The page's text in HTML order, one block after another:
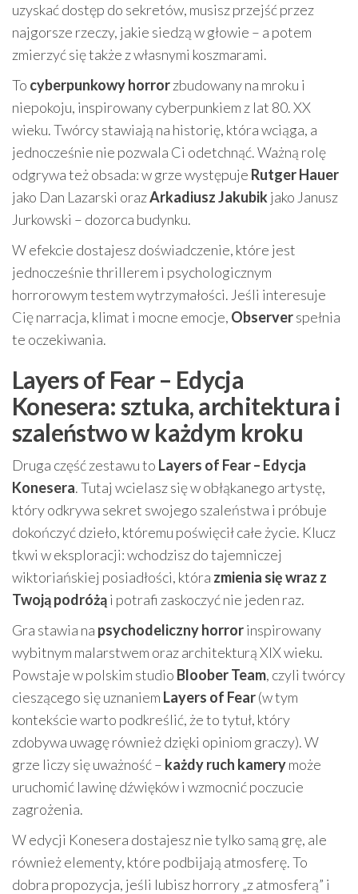
uzyskać dostęp do sekretów, musisz przejść przez
najgorsze rzeczy, jakie siedzą w głowie – a potem
zmierzyć się także z własnymi koszmarami.
To cyberpunkowy horrorzbudowany na mroku i
niepokoju, inspirowany cyberpunkiem z lat 80. XX
wieku. Twórcy stawiają na historię, która wciąga, a
jednocześnie nie pozwala Ci odetchnąć. Ważną rolę
odgrywa też obsada: w grze występuje Rutger Hauer
jako Dan Lazarski orazArkadiusz Jakubikjako Janusz
Jurkowski – dozorca budynku.
W efekcie dostajesz doświadczenie, które jest
jednocześnie thrillerem i psychologicznym
horrorowym testem wytrzymałości. Jeśli interesuje
Cię narracja, klimat i mocne emocje, Observerspełnia
te oczekiwania.
Layers of Fear – Edycja
Konesera: sztuka, architektura i
szaleństwo w każdym kroku
Druga część zestawu to Layers of Fear – Edycja
Konesera. Tutaj wcielasz się w obłąkanego artystę,
który odkrywa sekret swojego szaleństwa i próbuje
dokończyć dzieło, któremu poświęcił całe życie. Klucz
tkwi w eksploracji: wchodzisz do tajemniczej
wiktoriańskiej posiadłości, która zmienia się wraz z
Twoją podróżąi potrafi zaskoczyć nie jeden raz.
Gra stawia na psychodeliczny horrorinspirowany
wybitnym malarstwem oraz architekturą XIX wieku.
Powstaje w polskim studio Bloober Team, czyli twórcy
cieszącego się uznaniem Layers of Fear(w tym
kontekście warto podkreślić, że to tytuł, który
zdobywa uwagę również dzięki opiniom graczy). W
grze liczy się uważność – każdy ruch kamerymoże
uruchomić lawinę dźwięków i wzmocnić poczucie
zagrożenia.
W edycji Konesera dostajesz nie tylko samą grę, ale
również elementy, które podbijają atmosferę. To
dobra propozycja, jeśli lubisz horrory „z atmosferą” i